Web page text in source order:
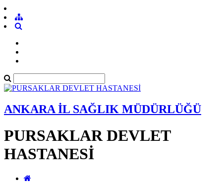
ANKARA İL SAĞLIK MÜDÜRLÜĞÜ
PURSAKLAR DEVLET
HASTANESİ